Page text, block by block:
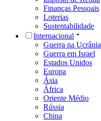
Finanças Pessoais
Loterias
Sustentabilidade
Internacional
Guerra na Ucrânia
Guerra em Israel
Estados Unidos
Europa
Ásia
África
Oriente Médio
Rússia
China